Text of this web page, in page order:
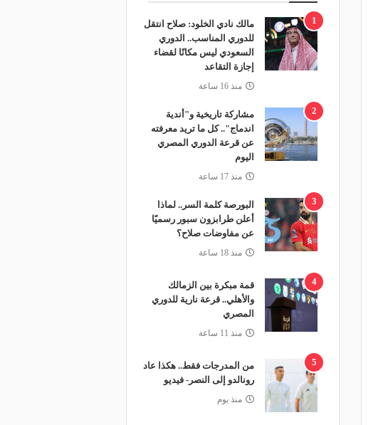
1
مالك نادي الخلود: صلاح انتقل
للدوري المناسب.. الدوري
السعودي ليس مكانًا لقضاء
إجازة التقاعد
منذ 16 ساعة
2
مشاركة تاريخية و"أندية
اندماج".. كل ما تريد معرفته
عن قرعة الدوري المصري
اليوم
منذ 17 ساعة
3
البورصة كلمة السر.. لماذا
أعلن طرابزون سبور رسميًا
عن مفاوضات صلاح؟
منذ 18 ساعة
4
قمة مبكرة بين الزمالك
والأهلي.. قرعة نارية للدوري
المصري
منذ 11 ساعة
5
من المدرجات فقط.. هكذا عاد
رونالدو إلى النصر- فيديو
منذ يوم